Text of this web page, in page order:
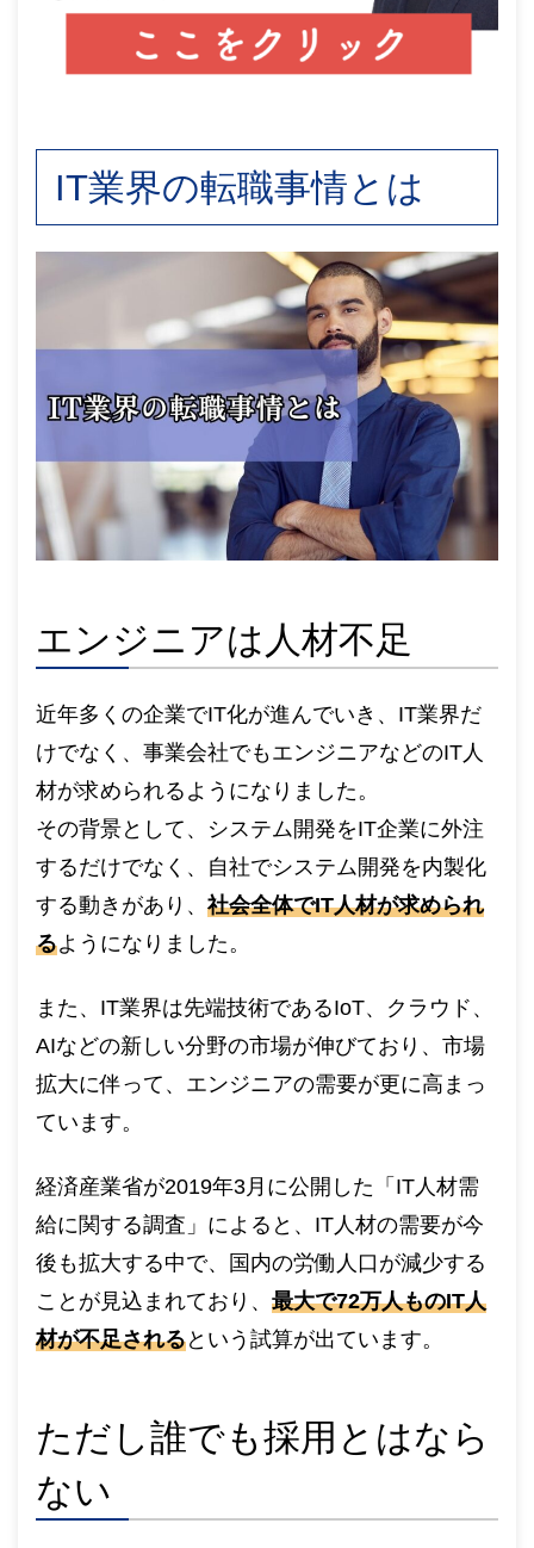
IT業界の転職事情とは
エンジニアは人材不足
近年多くの企業でIT化が進んでいき、IT業界だ
けでなく、事業会社でもエンジニアなどのIT人
材が求められるようになりました。
その背景として、システム開発をIT企業に外注
するだけでなく、自社でシステム開発を内製化
する動きがあり、 社会全体でIT人材が求められ
るようになりました。
また、IT業界は先端技術であるIoT、クラウド、
AIなどの新しい分野の市場が伸びており、市場
拡大に伴って、エンジニアの需要が更に高まっ
ています。
経済産業省が2019年3月に公開した「IT人材需
給に関する調査」によると、IT人材の需要が今
後も拡大する中で、国内の労働人口が減少する
ことが見込まれており、 最大で72万人ものIT人
材が不足されるという試算が出ています。
ただし誰でも採用とはなら
ない